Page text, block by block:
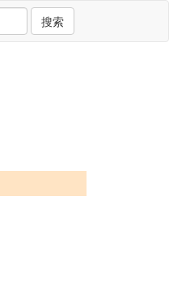
搜索